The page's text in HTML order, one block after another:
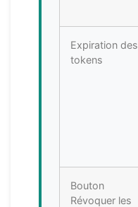
Expiration des
tokens
Bouton
Révoquer les